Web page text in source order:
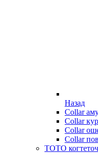
Назад
Collar
Collar
Collar
Collar
ТОТО